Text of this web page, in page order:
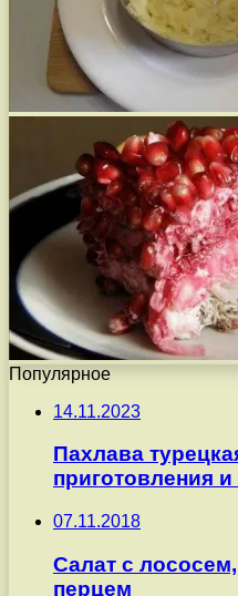
Популярное
14.11.2023
Пахлава
приготовления
07.11.2018
Салат с
перцем